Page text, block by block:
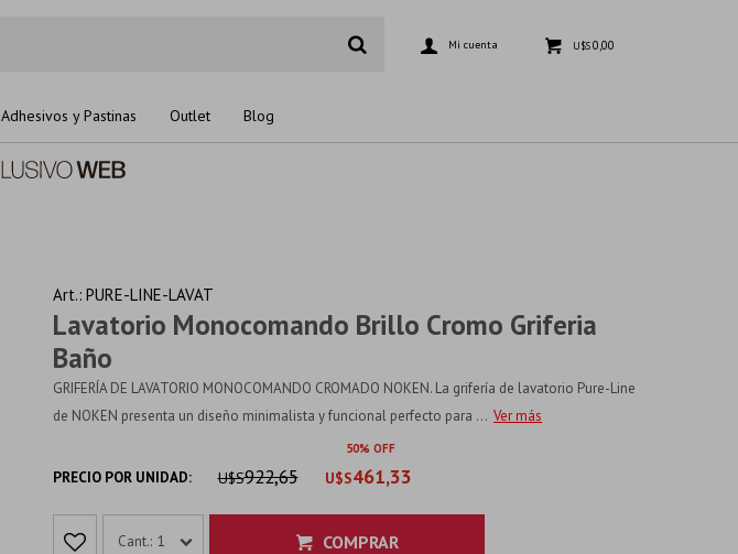
Adhesivos y Pastinas Outlet Blog
U$S0,00
Lavatorio Monocomando Brillo Cromo Griferia
Baño
PURE-LINE-LAVAT
GRIFERÍA DE LAVATORIO MONOCOMANDO CROMADO NOKEN. La grifería de lavatorio Pure-Line
de NOKEN presenta un diseño minimalista y funcional perfecto para ... Ver más
50
PRECIO POR UNIDAD: U$S461,33
U$S922,65
1 COMPRAR